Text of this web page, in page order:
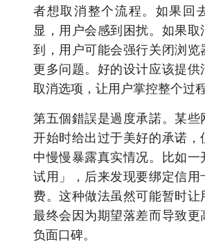
者想取消整个流程。如果回
显，用户会感到困扰。如果取
到，用户可能会强行关闭浏览
更多问题。好的设计应该提供
取消选项，让用户掌控整个过程
第五個錯誤是過度承諾。某些
开始时给出过于美好的承诺，
中慢慢暴露真实情况。比如一
试用」，后来发现要绑定信用
费。这种做法虽然可能暂时让
最终会因为期望落差而导致更
负面口碑。